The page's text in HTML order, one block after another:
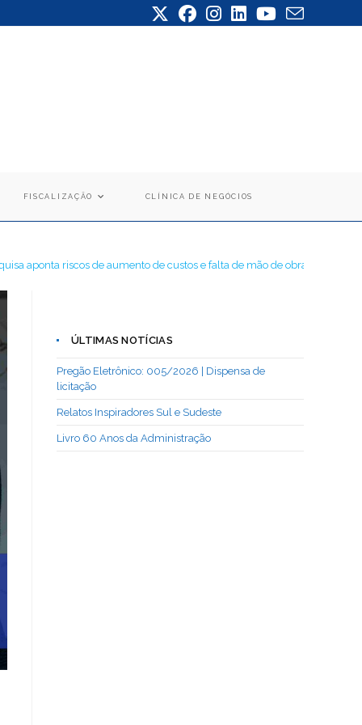
FISCALIZAÇÃO CLÍNICA DE NEGÓCIOS
aponta riscos de aumento de custos e falta de mão de obra qualificada
ÚLTIMAS NOTÍCIAS
Pregão Eletrônico: 005/2026 | Dispensa de
licitação
Relatos Inspiradores Sul e Sudeste
Livro 60 Anos da Administração